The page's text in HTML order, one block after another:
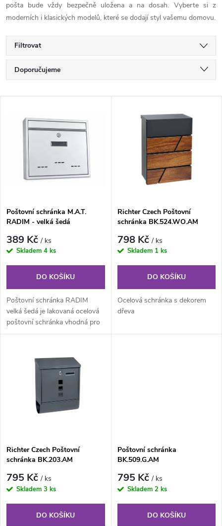
pošta bude vždy bezpečně uložena a na dosah. Vyberte si z
moderních i klasických modelů, které se dodají styl vašemu domovu.
Filtrovat
Ř
a
p
r
o
d
u
Doporučujeme
Nejprodávanější
Abecedně
s
p
r
d
u
Poštovní schránka M.A.T.
RADIM - velká šedá
389 Kč/ ks
Skladem 4 ks
DO KOŠÍKU
Poštovní schránka RADIM
velká šedá je lakovaná ocelová
poštovní schránka vhodná pro
použití do nástěnných sestav...
Richter Czech Poštovní
schránka BK.524.WO.AM
798 Kč/ ks
Skladem 1 ks
DO KOŠÍKU
Ocelová schránka s dekorem
dřeva
Richter Czech Poštovní
schránka BK.203.AM
795 Kč/ ks
Skladem 3 ks
DO KOŠÍKU
Poštovní schránka
BK.509.G.AM
795 Kč/ ks
Skladem 2 ks
DO KOŠÍKU